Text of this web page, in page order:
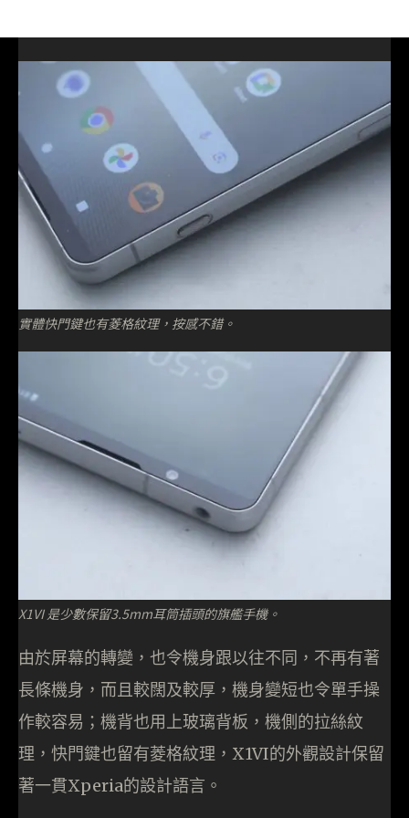
實體快門鍵也有菱格紋理，按感不錯。
X1VI 是少數保留3.5mm耳筒插頭的旗艦手機。
由於屏幕的轉變，也令機身跟以往不同，不再有著
長條機身，而且較闊及較厚，機身變短也令單手操
作較容易；機背也用上玻璃背板，機側的拉絲紋
理，快門鍵也留有菱格紋理，X1VI的外觀設計保留
著一貫Xperia的設計語言。